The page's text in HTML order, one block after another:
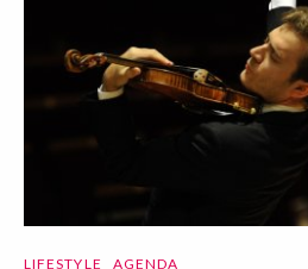
LIFESTYLE AGENDA